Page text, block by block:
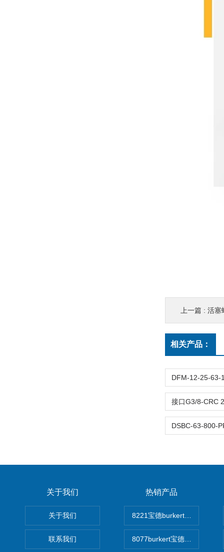
上一篇 : 活塞螺
相关产品：
关于我们
关于我们
联系我们
热销产品
8221宝德burkert电导率探头
8077burkert宝德椭圆齿轮脉